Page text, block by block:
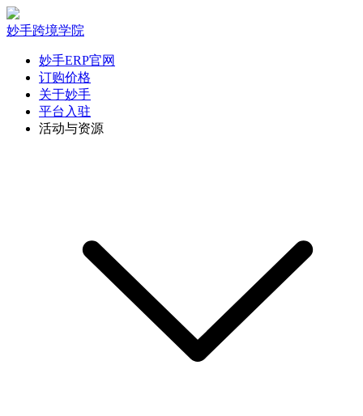
妙手跨境学院
妙手ERP官网
订购价格
关于妙手
平台入驻
活动与资源